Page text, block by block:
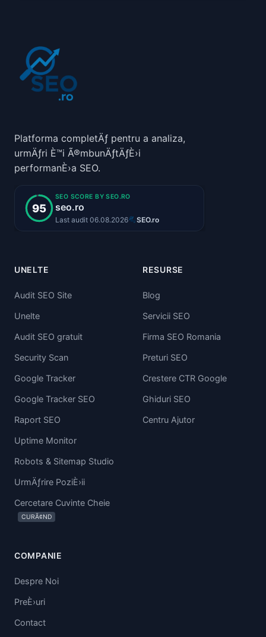
Platforma completÄƒ pentru a analiza,
urmÄƒri È™i Ã®mbunÄƒtÄƒÈ›i
performanÈ›a SEO.
UNELTE
Audit SEO Site
Unelte
Audit SEO gratuit
Security Scan
Google Tracker
Google Tracker SEO
Raport SEO
Uptime Monitor
Robots & Sitemap Studio
UrmÄƒrire PoziÈ›ii
Cercetare Cuvinte Cheie
CURÃ¢ND
RESURSE
Blog
Servicii SEO
Firma SEO Romania
Preturi SEO
Crestere CTR Google
Ghiduri SEO
Centru Ajutor
COMPANIE
Despre Noi
PreÈ›uri
Contact